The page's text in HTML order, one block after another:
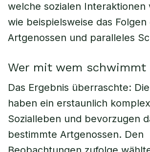
welche sozialen Interaktionen
wie beispielsweise das Folgen
Artgenossen und paralleles
Wer mit wem schwimmt
Das Ergebnis überraschte:
haben ein erstaunlich
Sozialleben und bevorzugen
bestimmte Artgenossen. Den